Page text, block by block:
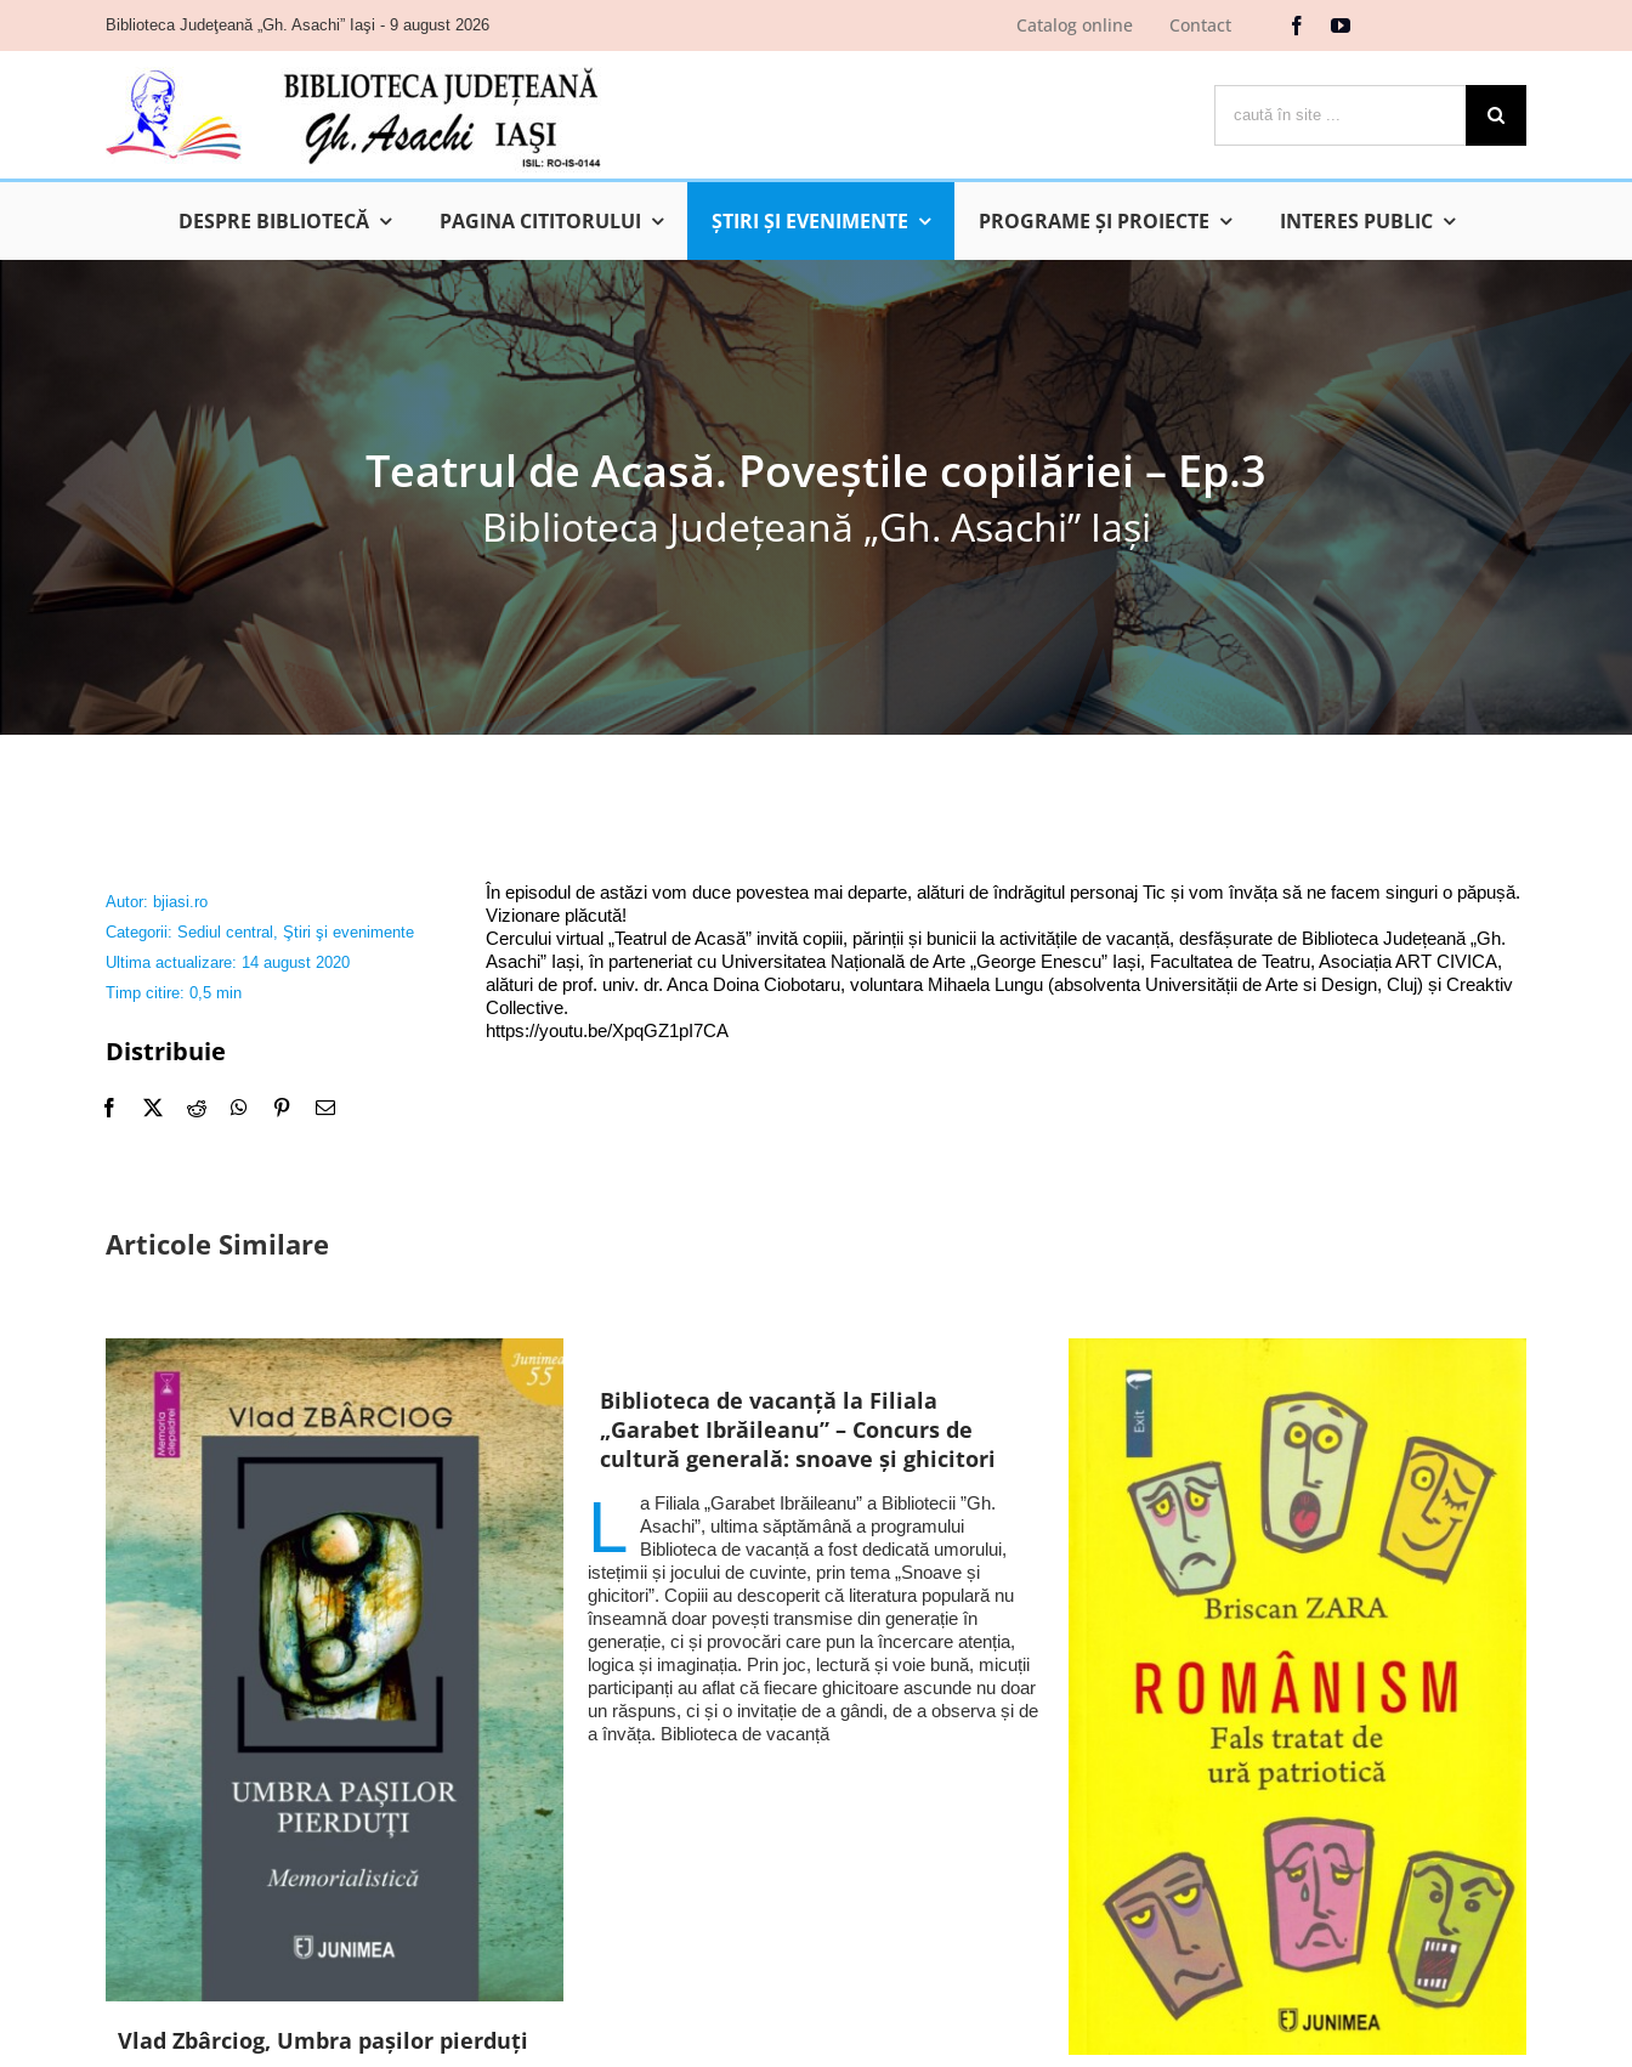
content
Biblioteca Judeţeană „Gh. Asachi” Iaşi - 9 august 2026 Catalog online Contact
DESPRE BIBLIOTECĂ PAGINA CITITORULUI ŞTIRI ŞI EVENIMENTE PROGRAME ŞI PROIECTE INTERES PUBLIC
Teatrul de Acasă. Poveștile copilăriei – Ep.3
Biblioteca Judeţeană „Gh. Asachi” Iaşi
Autor: bjiasi.ro
Categorii: Sediul central , Ştiri şi evenimente
Ultima actualizare: 14 august 2020
Timp citire: 0,5 min
Distribuie
În episodul de astăzi vom duce povestea mai departe, alături de îndrăgitul personaj Tic și vom învăța să ne facem singuri o păpușă.
Vizionare plăcută!
Cercului virtual „Teatrul de Acasă” invită copiii, părinții și bunicii la activitățile de vacanță, desfășurate de Biblioteca Județeană „Gh.
Asachi” Iași, în parteneriat cu Universitatea Națională de Arte „George Enescu” Iași, Facultatea de Teatru, Asociația ART CIVICA,
alături de prof. univ. dr. Anca Doina Ciobotaru, voluntara Mihaela Lungu (absolventa Universității de Arte si Design, Cluj) șiCreaktiv
Collective.
https://youtu.be/XpqGZ1pI7CA
Articole Similare
Vlad Zbârciog, Umbra pașilor pierduți
Biblioteca de vacanță la Filiala
„Garabet Ibrăileanu” – Concurs de
cultură generală: snoave și ghicitori
L
a Filiala „Garabet Ibrăileanu” a Bibliotecii ”Gh.
Asachi”, ultima săptămână a programului
Biblioteca de vacanță a fost dedicată umorului,
istețimii și jocului de cuvinte, prin tema „Snoave și
ghicitori”. Copiii au descoperit că literatura populară nu
înseamnă doar povești transmise din generație în
generație, ci și provocări care pun la încercare atenția,
logica și imaginația. Prin joc, lectură și voie bună, micuții
participanți au aflat că fiecare ghicitoare ascunde nu doar
un răspuns, ci și o invitație de a gândi, de a observa și de
a învăța. Biblioteca de vacanță